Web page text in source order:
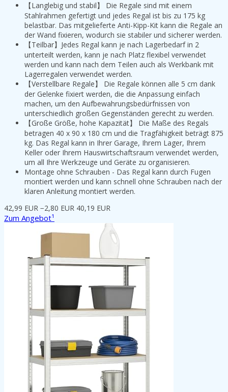
【Langlebig und stabil】 Die Regale sind mit einem
Stahlrahmen gefertigt und jedes Regal ist bis zu 175 kg
belastbar. Das mitgelieferte Anti-Kipp-Kit kann die Regale an
der Wand fixieren, wodurch sie stabiler und sicherer werden.
【Teilbar】Jedes Regal kann je nach Lagerbedarf in 2
unterteilt werden, kann je nach Platz flexibel verwendet
werden und kann nach dem Teilen auch als Werkbank mit
Lagerregalen verwendet werden.
【Verstellbare Regale】 Die Regale können alle 5 cm dank
der Gelenke fixiert werden, die die Anpassung einfach
machen, um den Aufbewahrungsbedürfnissen von
unterschiedlich großen Gegenständen gerecht zu werden.
【Große Größe, hohe Kapazität】 Die Maße des Regals
betragen 40 x 90 x 180 cm und die Tragfähigkeit beträgt 875
kg. Das Regal kann in Ihrer Garage, Ihrem Lager, Ihrem
Keller oder Ihrem Hauswirtschaftsraum verwendet werden,
um all Ihre Werkzeuge und Geräte zu organisieren.
Montage ohne Schrauben - Das Regal kann durch Fugen
montiert werden und kann schnell ohne Schrauben nach der
klaren Anleitung montiert werden.
42,99 EUR −2,80 EUR 40,19 EUR
Zum Angebot¹